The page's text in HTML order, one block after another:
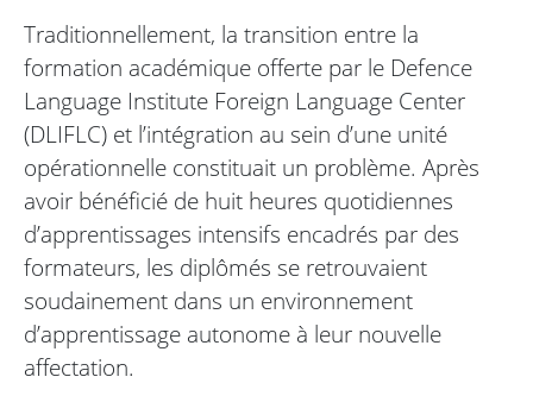
Traditionnellement, la transition entre la
formation académique offerte par le Defence
Language Institute Foreign Language Center
(DLIFLC) et l’intégration au sein d’une unité
opérationnelle constituait un problème. Après
avoir bénéficié de huit heures quotidiennes
d’apprentissages intensifs encadrés par des
formateurs, les diplômés se retrouvaient
soudainement dans un environnement
d’apprentissage autonome à leur nouvelle
affectation.